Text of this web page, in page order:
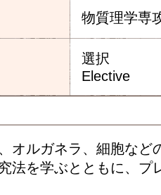
物質理学専
選択
Elective
オルガネラ、細胞など
法を学ぶとともに、プ